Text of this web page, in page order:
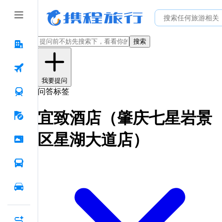
搜索
我要提问
问答标签
宜致酒店（肇庆七星岩景
区星湖大道店）